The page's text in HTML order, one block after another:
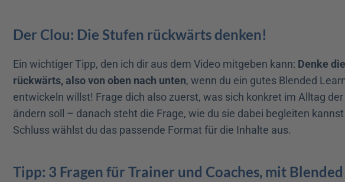
Der Clou: Die Stufen rückwärts denken!
Ein wichtiger Tipp, den ich dir aus dem Video mitgeben kann: Denke
rückwärts, also von oben nach unten, wenn du ein gutes Blended
entwickeln willst! Frage dich also zuerst, was sich konkret im Alltag
ändern soll – danach steht die Frage, wie du sie dabei begleiten
Schluss wählst du das passende Format für die Inhalte aus.
Tipp: 3 Fragen für Trainer und Coaches, mit